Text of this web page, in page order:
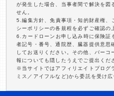
が発生した場合、当事者間で解決を図
せん。
5.編集方針、免責事項・知的財産権、
シーポリシーの各規程を必ずご確認の
6.カードローンお申し込み時に保険証
者記号・番号、通院歴、臓器提供意思
してお送りください。その他、バー
報についても隠したうえでご提出くだ
※当サイトではアフィリエイトプログ
ミス／アイフルなど)から委託を受け